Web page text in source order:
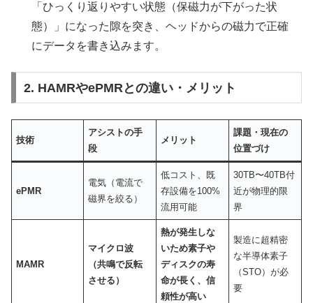
「ひっくり返りやすい状態（保磁力が下がった状
態）」になった隙を突き、ヘッドからの磁力で正確
にデータを書き込みます。
2. HAMRやePMRとの違い・メリット
技術
アシストの手
段
メリット
課題・現在の
位置づけ
ePMR
電気（電流で
磁界を絞る）
低コスト、既
存設備を100%
流用可能
30TB〜40TB付
近が物理的限
界
MAMR
マイクロ波
（共鳴で反転
させる）
熱が発生しな
いため素子や
ディスクの寿
命が長く、信
頼性が高い
製造に超精密
な半導体素子
（STO）が必
要